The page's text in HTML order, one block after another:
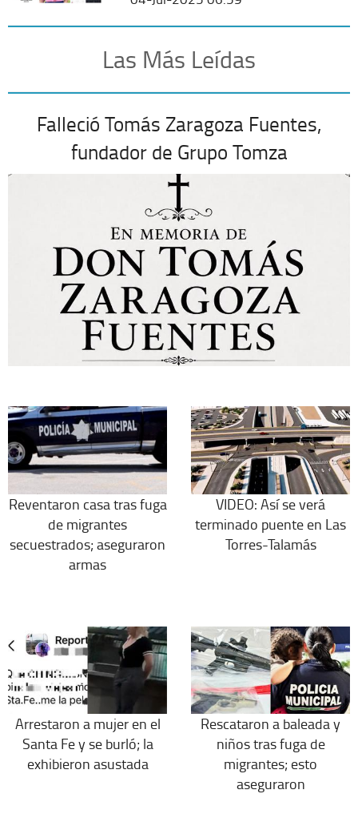
Las Más Leídas
Falleció Tomás Zaragoza Fuentes,
fundador de Grupo Tomza
Reventaron casa tras fuga
de migrantes
secuestrados; aseguraron
armas
VIDEO: Así se verá
terminado puente en Las
Torres-Talamás
Arrestaron a mujer en el
Santa Fe y se burló; la
exhibieron asustada
Rescataron a baleada y
niños tras fuga de
migrantes; esto
aseguraron